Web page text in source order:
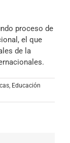
proceso de
el que
de la
, Educación